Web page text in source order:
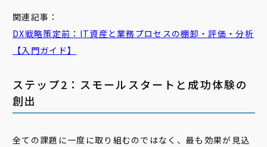
関連記事：
DX戦略策定前：IT資産と業務 プロセスの棚卸 ・評価・分析
【入門ガイド】
ステップ2：スモールスタートと成功体験の
創出
全ての課題に一度に取り組むのではなく、最も効果が見込